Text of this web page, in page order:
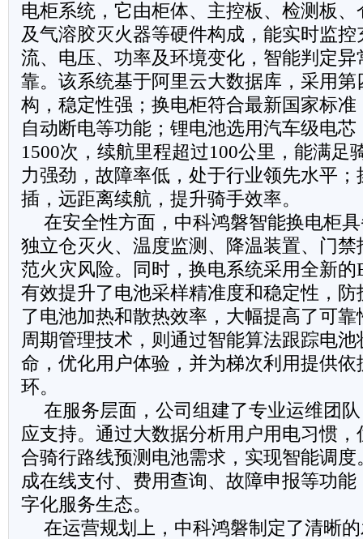
电柜系统，它由柜体、主控板、检测板
及气溶胶灭火器等硬件构成，能实时监
流、电压、功率及环境变化，智能判定
靠。该系统基于阿里云大数据库，采用
构，稳定性强；换电柜符合最新国家标
自动断电等功能；锂电池选用汽车级电
1500次，续航里程超过100公里，能满足
力强劲，故障率低，处于行业领先水平
插，远距离续航，提升骑手效率。
在安全性方面，中科鸿磐智能换电柜
独立仓灭火、温度监测、降温装置、门
范火灾风险。同时，换电系统采用全新的
有效提升了电池采样精准度和稳定性，防
了电池加热和散热效率，大幅提高了可
周期管理技术，则通过智能算法跟踪电
命，优化用户体验，并为梯次利用提供
环。
在服务层面，公司组建了专业运维团
应支持。通过大数据分析用户用电习惯
合骑行路线预测电池需求，实现智能调
成在线支付、费用查询、故障申报等功
字化服务生态。
在运营规划上，中科鸿磐制定了清晰